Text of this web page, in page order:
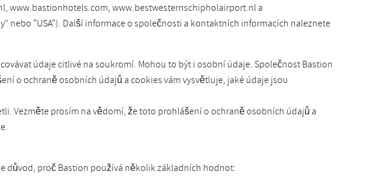
www.bastionhotels.com, www.bestwesternschipholairport.nl a
nebo "USA"). Další informace o společnosti a kontaktních informacích naleznete
údaje citlivé na soukromí. Mohou to být i osobní údaje. Společnost Bastion
o ochraně osobních údajů a cookies vám vysvětluje, jaké údaje jsou
Vezměte prosím na vědomí, že toto prohlášení o ochraně osobních údajů a
důvod, proč Bastion používá několik základních hodnot: